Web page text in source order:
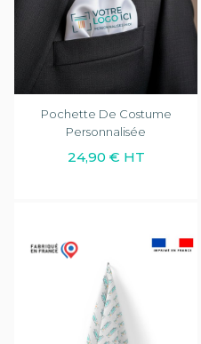
Pochette De Costume
Personnalisée
24,90 € HT